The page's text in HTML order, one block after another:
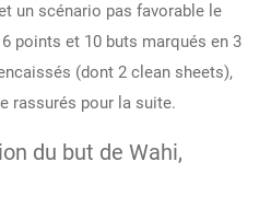
un scénario pas favorable le
points et 10 buts marqués en 3
(dont 2 clean sheets),
rassurés pour la suite.
du but de Wahi,